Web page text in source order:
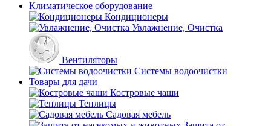
Климатическое оборудование
Кондиционеры
Увлажнение, Очистка
Вентиляторы
Системы водоочистки
Товары для дачи
Костровые чаши
Теплицы
Садовая мебель